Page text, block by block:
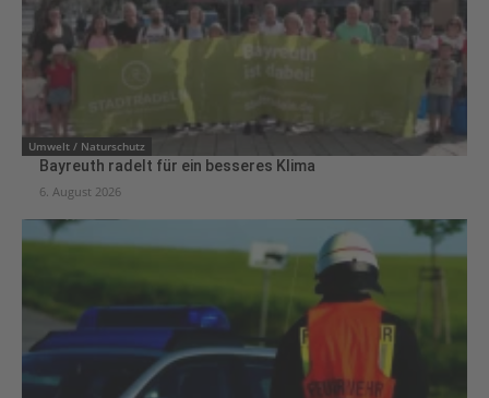
Umwelt / Naturschutz
Bayreuth radelt für ein besseres Klima
6. August 2026